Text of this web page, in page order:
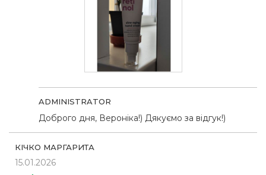
ADMINISTRATOR
Доброго дня, Вероніка!) Дякуємо за відгук!)
КІЧКО МАРГАРИТА
15.01.2026